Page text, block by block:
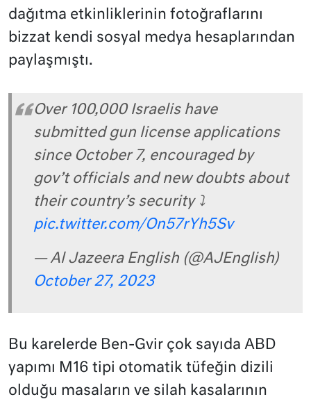
dağıtma etkinliklerinin fotoğraflarını
bizzat kendi sosyal medya hesaplarından
paylaşmıştı.
Over 100,000 Israelis have
submitted gun license applications
since October 7, encouraged by
gov’t officials and new doubts about
their country’s security ⤵️
pic.twitter.com/On57rYh5Sv
— Al Jazeera English (@AJEnglish)
October 27, 2023
Bu karelerde Ben-Gvir çok sayıda ABD
yapımı M16 tipi otomatik tüfeğin dizili
olduğu masaların ve silah kasalarının